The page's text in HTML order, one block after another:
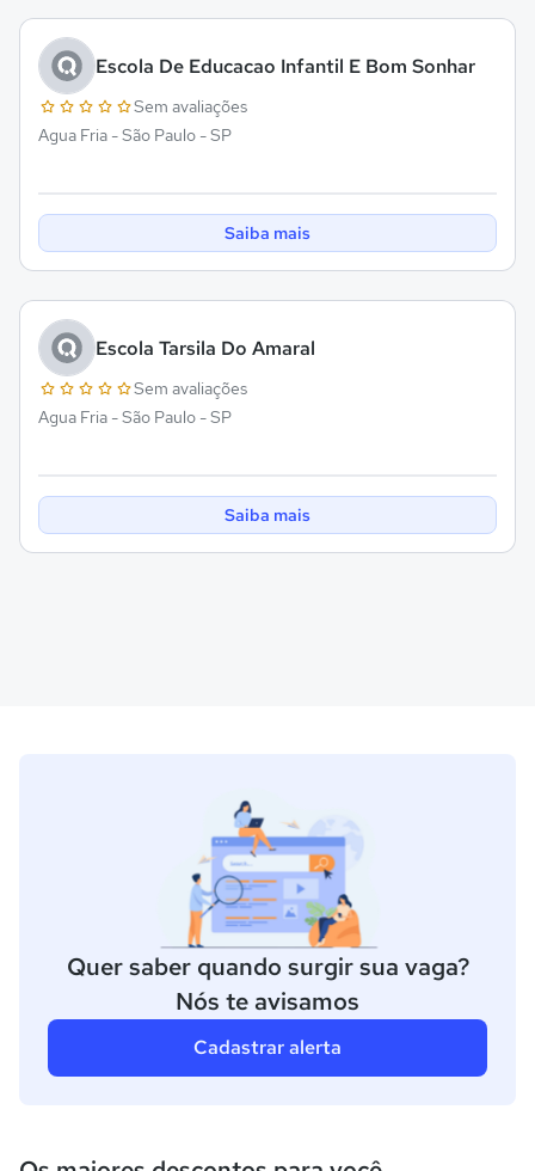
Escola De Educacao Infantil E Bom Sonhar
Sem avaliações
Agua Fria - São Paulo - SP
Saiba mais
Escola Tarsila Do Amaral
Sem avaliações
Agua Fria - São Paulo - SP
Saiba mais
Quer saber quando surgir sua vaga?
Nós te avisamos
Cadastrar alerta